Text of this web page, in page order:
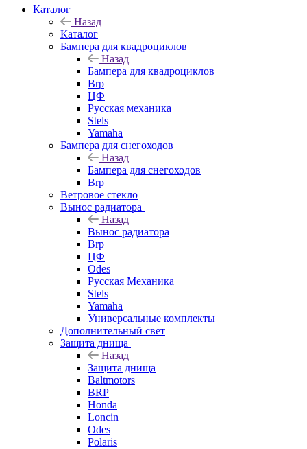
Каталог
Назад
Каталог
Бампера для квадроциклов
Назад
Бампера для квадроциклов
Brp
ЦФ
Русская механика
Stels
Yamaha
Бампера для снегоходов
Назад
Бампера для снегоходов
Brp
Ветровое стекло
Вынос радиатора
Назад
Вынос радиатора
Brp
ЦФ
Odes
Русская Механика
Stels
Yamaha
Универсальные комплекты
Дополнительный свет
Защита днища
Назад
Защита днища
Baltmotors
BRP
Honda
Loncin
Odes
Polaris